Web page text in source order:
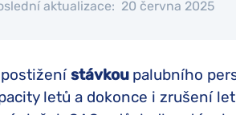
Stížnosti na letecké
Předpisy
aktualizace: 20 června 2025
stávkou palubního
letů a dokonce i zrušení